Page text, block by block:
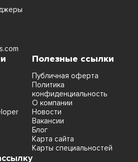
Полезные ссылки
Публичная оферта
Политика
конфиденциальность
О компании
Новости
Вакансии
Блог
Карта сайта
Карты специальностей